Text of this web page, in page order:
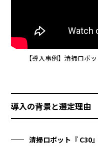
【導入事例】清掃ロボ
導入の背景と選定理由
清掃ロボット『 C30